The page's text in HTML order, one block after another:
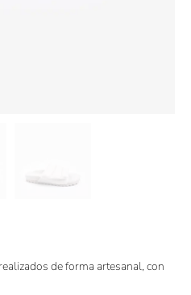
de forma artesanal, con